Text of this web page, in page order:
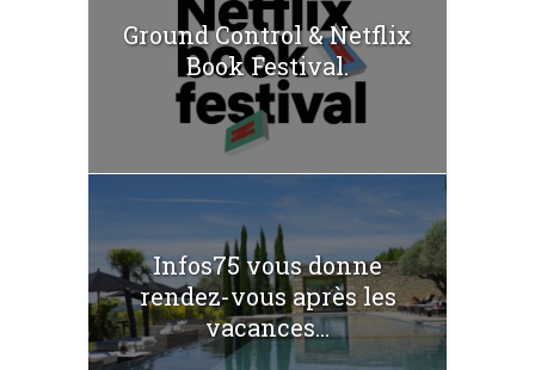
Ground Control & Netflix
Book Festival.
Infos75 vous donne
rendez-vous après les
vacances...